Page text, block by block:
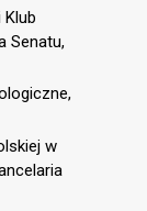
Senatu,
w